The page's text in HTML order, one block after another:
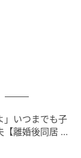
の情報サイト
」いつまでも子
離婚後同居 Vo